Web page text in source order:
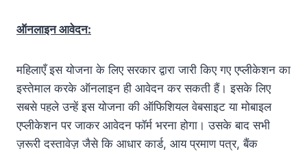
ऑनलाइन आवेदन:
महिलाएँ इस योजना के लिए सरकार द्वारा जारी किए गए एप्लीकेशन का
इस्तेमाल करके ऑनलाइन ही आवेदन कर सकती हैं। इसके लिए
सबसे पहले उन्हें इस योजना की ऑफिशियल वेबसाइट या मोबाइल
एप्लीकेशन पर जाकर आवेदन फॉर्म भरना होगा। उसके बाद सभी
ज़रूरी दस्तावेज़ जैसे कि आधार कार्ड, आय प्रमाण पत्र, बैंक